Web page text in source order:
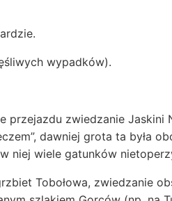
wypadków).
przejazdu zwiedzanie Jaskini
dawniej grota ta była
niej wiele gatunków
Tobołowa, zwiedzanie